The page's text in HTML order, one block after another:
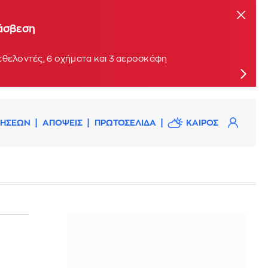
6 οχήματα και 3 αεροσκάφη
ΑΠΟΨΕΙΣ ΠΡΩΤΟΣΕΛΙΔΑ ΚΑΙΡΟΣ